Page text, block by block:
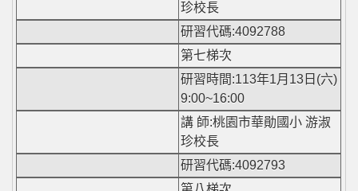
珍校長
研習代碼:4092788
第七梯次
研習時間:113年1月13日(六)
9:00~16:00
講 師:桃園市華勛國小 游淑
珍校長
研習代碼:4092793